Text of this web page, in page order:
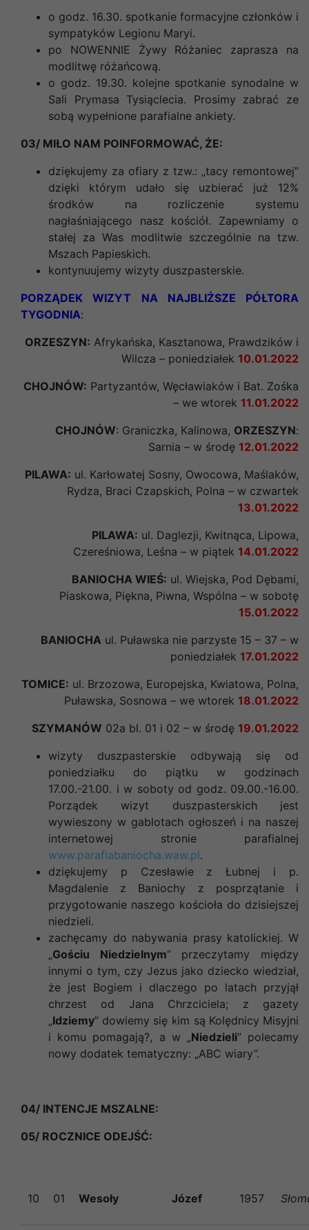
o godz. 16.30. spotkanie formacyjne członków i
sympatyków Legionu Maryi.
po NOWENNIE Żywy Różaniec zaprasza na
modlitwę różańcową.
o godz. 19.30. kolejne spotkanie synodalne w
Sali Prymasa Tysiąclecia. Prosimy zabrać ze
sobą wypełnione parafialne ankiety.
03/ MIŁO NAM POINFORMOWAĆ, ŻE:
dziękujemy za ofiary z tzw.: „tacy remontowej”
dzięki którym udało się uzbierać już 12%
środków na rozliczenie systemu
nagłaśniającego nasz kościół. Zapewniamy o
stałej za Was modlitwie szczególnie na tzw.
Mszach Papieskich.
kontynuujemy wizyty duszpasterskie.
PORZĄDEK WIZYT NA NAJBLIŻSZE PÓŁTORA
TYGODNIA:
ORZESZYN: Afrykańska, Kasztanowa, Prawdzików i
Wilcza – poniedziałek 10.01.2022
CHOJNÓW: Partyzantów, Węcławiaków i Bat. Zośka
– we wtorek 11.01.2022
CHOJNÓW: Graniczka, Kalinowa, ORZESZYN:
Sarnia – w środę 12.01.2022
PILAWA: ul. Karłowatej Sosny, Owocowa, Maślaków,
Rydza, Braci Czapskich, Polna – w czwartek
13.01.2022
PILAWA: ul. Daglezji, Kwitnąca, Lipowa,
Czereśniowa, Leśna – w piątek 14.01.2022
BANIOCHA WIEŚ: ul. Wiejska, Pod Dębami,
Piaskowa, Piękna, Piwna, Wspólna – w sobotę
15.01.2022
BANIOCHA ul. Puławska nie parzyste 15 – 37 – w
poniedziałek 17.01.2022
TOMICE: ul. Brzozowa, Europejska, Kwiatowa, Polna,
Puławska, Sosnowa – we wtorek 18.01.2022
SZYMANÓW 02a bl. 01 i 02 – w środę 19.01.2022
wizyty duszpasterskie odbywają się od
poniedziałku do piątku w godzinach
17.00.-21.00. i w soboty od godz. 09.00.-16.00.
Porządek wizyt duszpasterskich jest
wywieszony w gablotach ogłoszeń i na naszej
internetowej stronie parafialnej
www.parafiabaniocha.waw.pl.
dziękujemy p Czesławie z Łubnej i p.
Magdalenie z Baniochy z posprzątanie i
przygotowanie naszego kościoła do dzisiejszej
niedzieli.
zachęcamy do nabywania prasy katolickiej. W
„Gościu Niedzielnym” przeczytamy między
innymi o tym, czy Jezus jako dziecko wiedział,
że jest Bogiem i dlaczego po latach przyjął
chrzest od Jana Chrzciciela; z gazety
„Idziemy” dowiemy się kim są Kolędnicy Misyjni
i komu pomagają?, a w „Niedzieli” polecamy
nowy dodatek tematyczny: „ABC wiary”.
04/ INTENCJE MSZALNE:
05/ ROCZNICE ODEJŚĆ:
10 01 Wesoły Józef 1957